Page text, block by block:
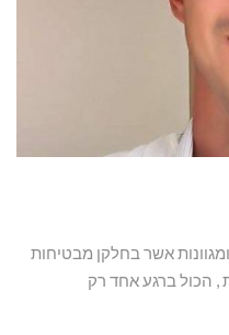
אשר בחלקן מבטיחות
, הכול ברגע אחד רק